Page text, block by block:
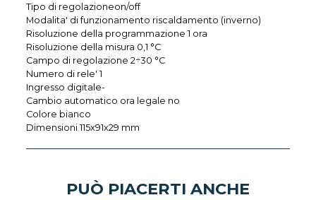
Tipo di regolazioneon/off
Modalita' di funzionamento riscaldamento (inverno)
Risoluzione della programmazione 1 ora
Risoluzione della misura 0,1 °C
Campo di regolazione 2÷30 °C
Numero di rele' 1
Ingresso digitale-
Cambio automatico ora legale no
Colore bianco
Dimensioni 115x91x29 mm
PUÒ PIACERTI ANCHE